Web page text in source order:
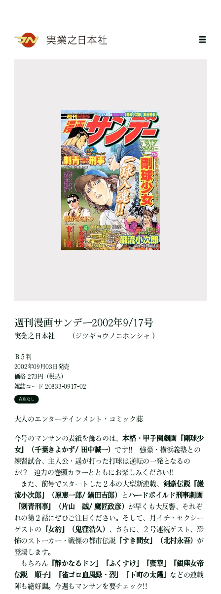
週刊漫画サンデー2002年9/17号
実業之日本社 （ジツギョウノニホンシャ ）
Ｂ５判
2002年09月03日発売
価格 273円（税込）
雑誌コード 20833-0917-02
在庫なし
大人のエンターテインメント・コミック誌
今号のマンサンの表紙を飾るのは、本格・甲子園劇画『剛球少
女』（千葉きよかず/ 田中誠一） です!! 強豪・横浜義塾との
練習試合、主人公・遥が打った打球は逆転の一発となるの
か!? 迫力の巻頭カラーとともにお楽しみください!!
また、前号でスタートした２本の大型新連載、 剣豪伝説『巌
流小次郎』（原恵一郎/ 鍋田吉郎）
と ハードボイルド刑事劇画
『刺青刑事』（片山 誠/ 鷹匠政彦） が早くも大反響、それぞ
れの第２話にぜひご注目ください。そして、月イチ・セクシー
ゲストの 『女豹』（鬼窪浩久） 、さらに、２号連続ゲスト、恐
怖のストーカー・戦慄の都市伝説 『すき間女』（北村永吾） が
登場します。
もちろん 『静かなるドン』『ふくすけ』『蜜華』『銀座女帝
伝説 順子』『雀ゴロ血風録・烈』『下町の太陽』 などの連載
陣も絶好調。今週もマンサンを要チェック!!